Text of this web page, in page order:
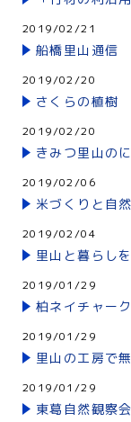
2019/02/21
船橋里山通信
2019/02/20
さくらの植樹
2019/02/20
きみつ里山の
2019/02/06
米づくりと自
2019/02/04
里山と暮らし
2019/01/29
柏ネイチャー
2019/01/29
里山の工房で
2019/01/29
東葛自然観察